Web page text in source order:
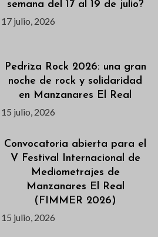
semana del 17 al 19 de julio?
17 julio, 2026
Pedriza Rock 2026: una gran
noche de rock y solidaridad
en Manzanares El Real
15 julio, 2026
Convocatoria abierta para el
V Festival Internacional de
Mediometrajes de
Manzanares El Real
(FIMMER 2026)
15 julio, 2026